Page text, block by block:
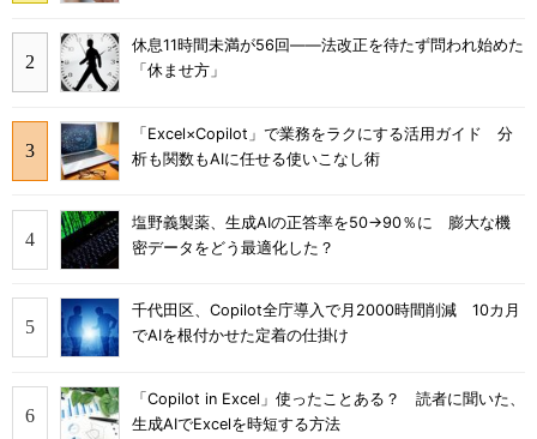
休息11時間未満が56回――法改正を待たず問われ始めた
「休ませ方」
「Excel×Copilot」で業務をラクにする活用ガイド 分
析も関数もAIに任せる使いこなし術
塩野義製薬、生成AIの正答率を50→90％に 膨大な機
密データをどう最適化した？
千代田区、Copilot全庁導入で月2000時間削減 10カ月
でAIを根付かせた定着の仕掛け
「Copilot in Excel」使ったことある？ 読者に聞いた、
生成AIでExcelを時短する方法